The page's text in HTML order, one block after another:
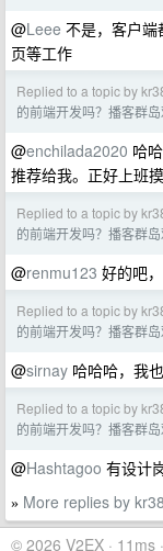
@Leee 不是，客户
页等工作
Replied to a topic by
的前端开发吗？播客群
@enchilada2020 哈
推荐给我。正好上班
Replied to a topic by
的前端开发吗？播客群
@renmu123 好的吧
Replied to a topic by
的前端开发吗？播客群
@sirnay 哈哈哈，我
Replied to a topic by
的前端开发吗？播客群
@Hashtagoo 有设计
» More replies by
© 2026 V2EX · 11ms